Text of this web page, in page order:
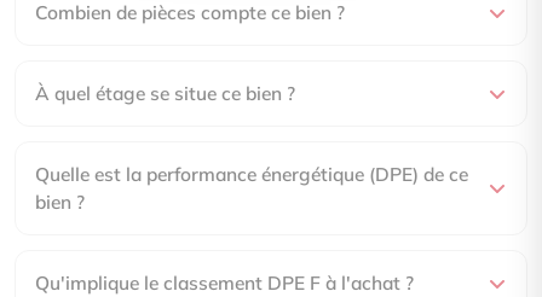
Combien de pièces compte ce bien ?
À quel étage se situe ce bien ?
Quelle est la performance énergétique (DPE) de ce
bien ?
Qu'implique le classement DPE F à l'achat ?